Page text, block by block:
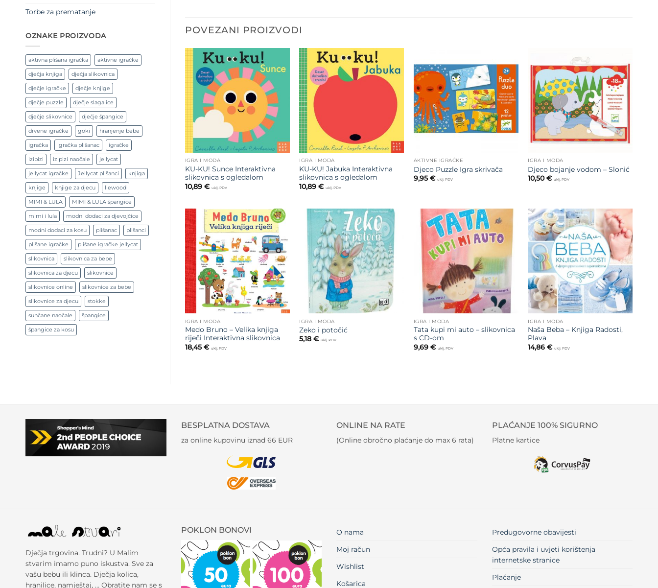
Torbe za prematanje
OZNAKE PROIZVODA
aktivna plišana igračka aktivne igračke
dječja knjiga dječja slikovnica
dječje igračke dječje knjige
dječje puzzle dječje slagalice
dječje slikovnice dječje špangice
drvene igračke goki hranjenje bebe
igračka igračka plišanac igračke
izipizi izipizi naočale jellycat
jellycat igračke Jellycat plišanci knjiga
knjige knjige za djecu liewood
MIMI & LULA MIMI & LULA špangice
mimi i lula modni dodaci za djevojčice
modni dodaci za kosu plišanac plišanci
plišane igračke plišane igračke jellycat
slikovnica slikovnica za bebe
slikovnica za djecu slikovnice
slikovnice online slikovnice za bebe
slikovnice za djecu stokke
sunčane naočale špangice
špangice za kosu
POVEZANI PROIZVODI
Dodajte
na listu
želja
IGRA I MODA
KU-KU! Sunce Interaktivna
slikovnica s ogledalom
10,89 € uklj. PDV
Dodajte
na listu
želja
IGRA I MODA
KU-KU! Jabuka Interaktivna
slikovnica s ogledalom
10,89€ uklj. PDV
Dodajte
na listu
želja
AKTIVNE IGRAČKE
Djeco Puzzle Igra skrivača
9,95 € uklj. PDV
Dodajte
na listu
želja
IGRA I MODA
Djeco bojanje vodom – Slonić
10,50€ uklj. PDV
Dodajte
na listu
želja
IGRA I MODA
Medo Bruno – Velika knjiga
riječi Interaktivna slikovnica
18,45 € uklj. PDV
Dodajte
na listu
želja
IGRA I MODA
Zeko i potočić
5,18€ uklj. PDV
Dodajte
na listu
IGRA I MODA
Tata kupi mi auto – slikovnica
s CD-om
9,69 € uklj. PDV
Dodajte
na listu
želja
IGRA I MODA
Naša Beba – Knjiga Radosti,
Plava
14,86€ uklj. PDV
BESPLATNA DOSTAVA
za online kupovinu iznad 66 EUR
ONLINE NA RATE
(Online obročno plaćanje do max 6 rata)
PLAĆANJE 100% SIGURNO
Platne kartice
Dječja trgovina. Trudni? U Malim
stvarim imamo puno iskustva. Sve za
vašu bebu ili klinca. Dječja kolica,
hranilice, namještaj, … Obratite nam se s
POKLON BONOVI
O nama
Moj račun
Wishlist
Košarica
Predugovorne obavijesti
Opća pravila i uvjeti korištenja
internetske stranice
Plaćanje